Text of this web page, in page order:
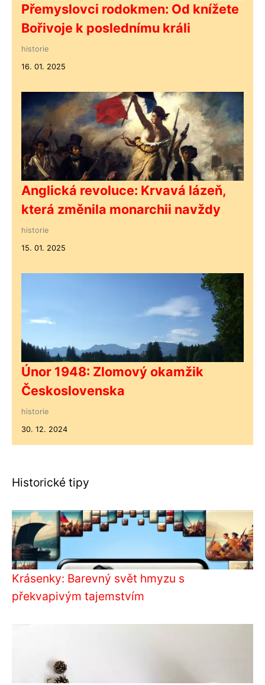
Přemyslovci rodokmen: Od knížete
Bořivoje k poslednímu králi
historie
16. 01. 2025
Anglická revoluce: Krvavá lázeň,
která změnila monarchii navždy
historie
15. 01. 2025
Únor 1948: Zlomový okamžik
Československa
historie
30. 12. 2024
Historické tipy
Krásenky: Barevný svět hmyzu s
překvapivým tajemstvím